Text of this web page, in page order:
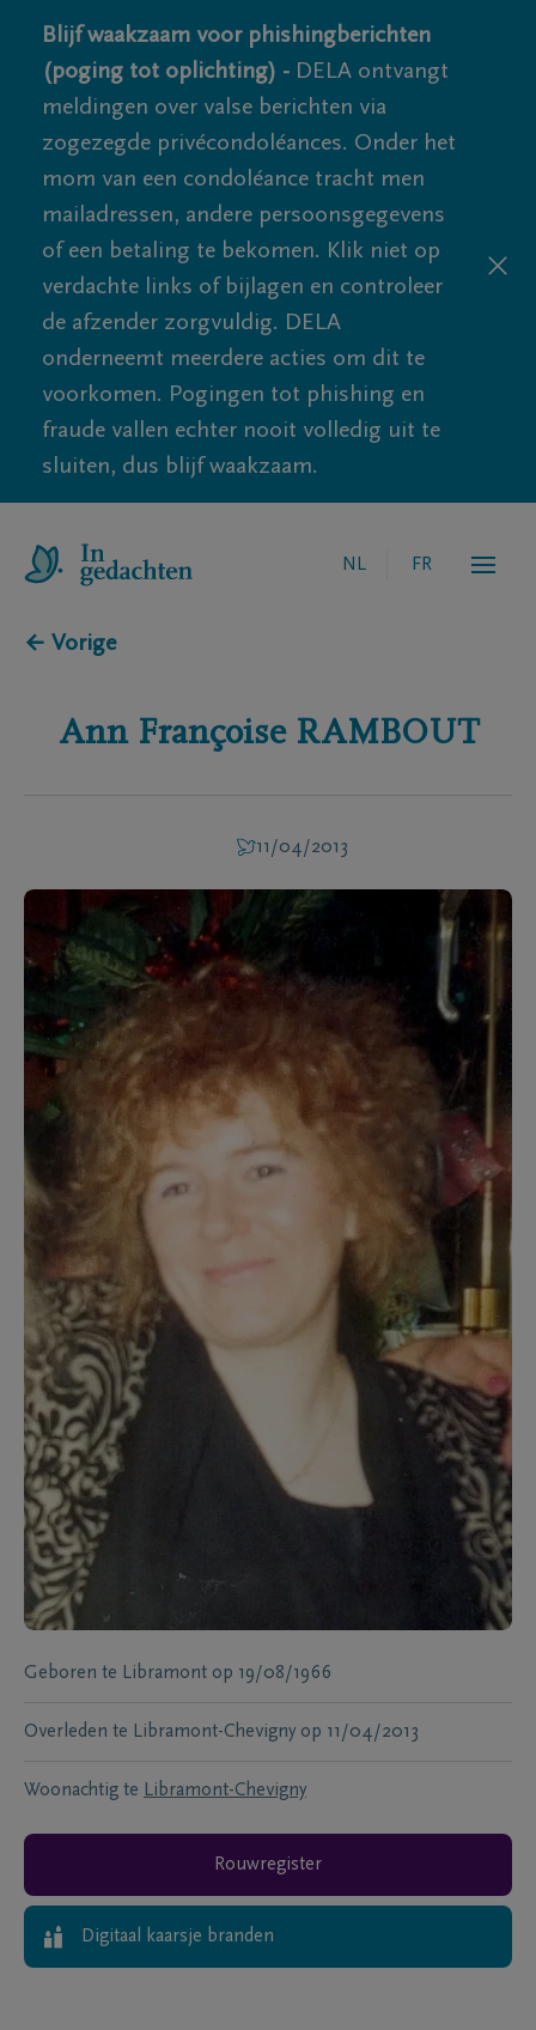
Blijf waakzaam voor phishingberichten
(poging tot oplichting) - DELA ontvangt
meldingen over valse berichten via
zogezegde privécondoléances. Onder het
mom van een condoléance tracht men
mailadressen, andere persoonsgegevens
of een betaling te bekomen. Klik niet op
verdachte links of bijlagen en controleer
de afzender zorgvuldig. DELA
onderneemt meerdere acties om dit te
voorkomen. Pogingen tot phishing en
fraude vallen echter nooit volledig uit te
sluiten, dus blijf waakzaam.
NL FR
← Vorige
Ann Françoise RAMBOUT
11/04/2013
Geboren te Libramont op 19/08/1966
Overleden te Libramont-Chevigny op 11/04/2013
Woonachtig te Libramont-Chevigny
Rouwregister
Digitaal kaarsje branden